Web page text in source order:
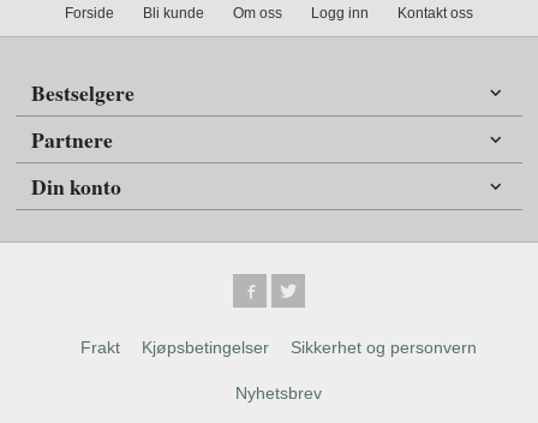
Forside Bli kunde Om oss Logg inn Kontakt oss
Bestselgere
Partnere
Din konto
Frakt Kjøpsbetingelser Sikkerhet og personvern
Nyhetsbrev